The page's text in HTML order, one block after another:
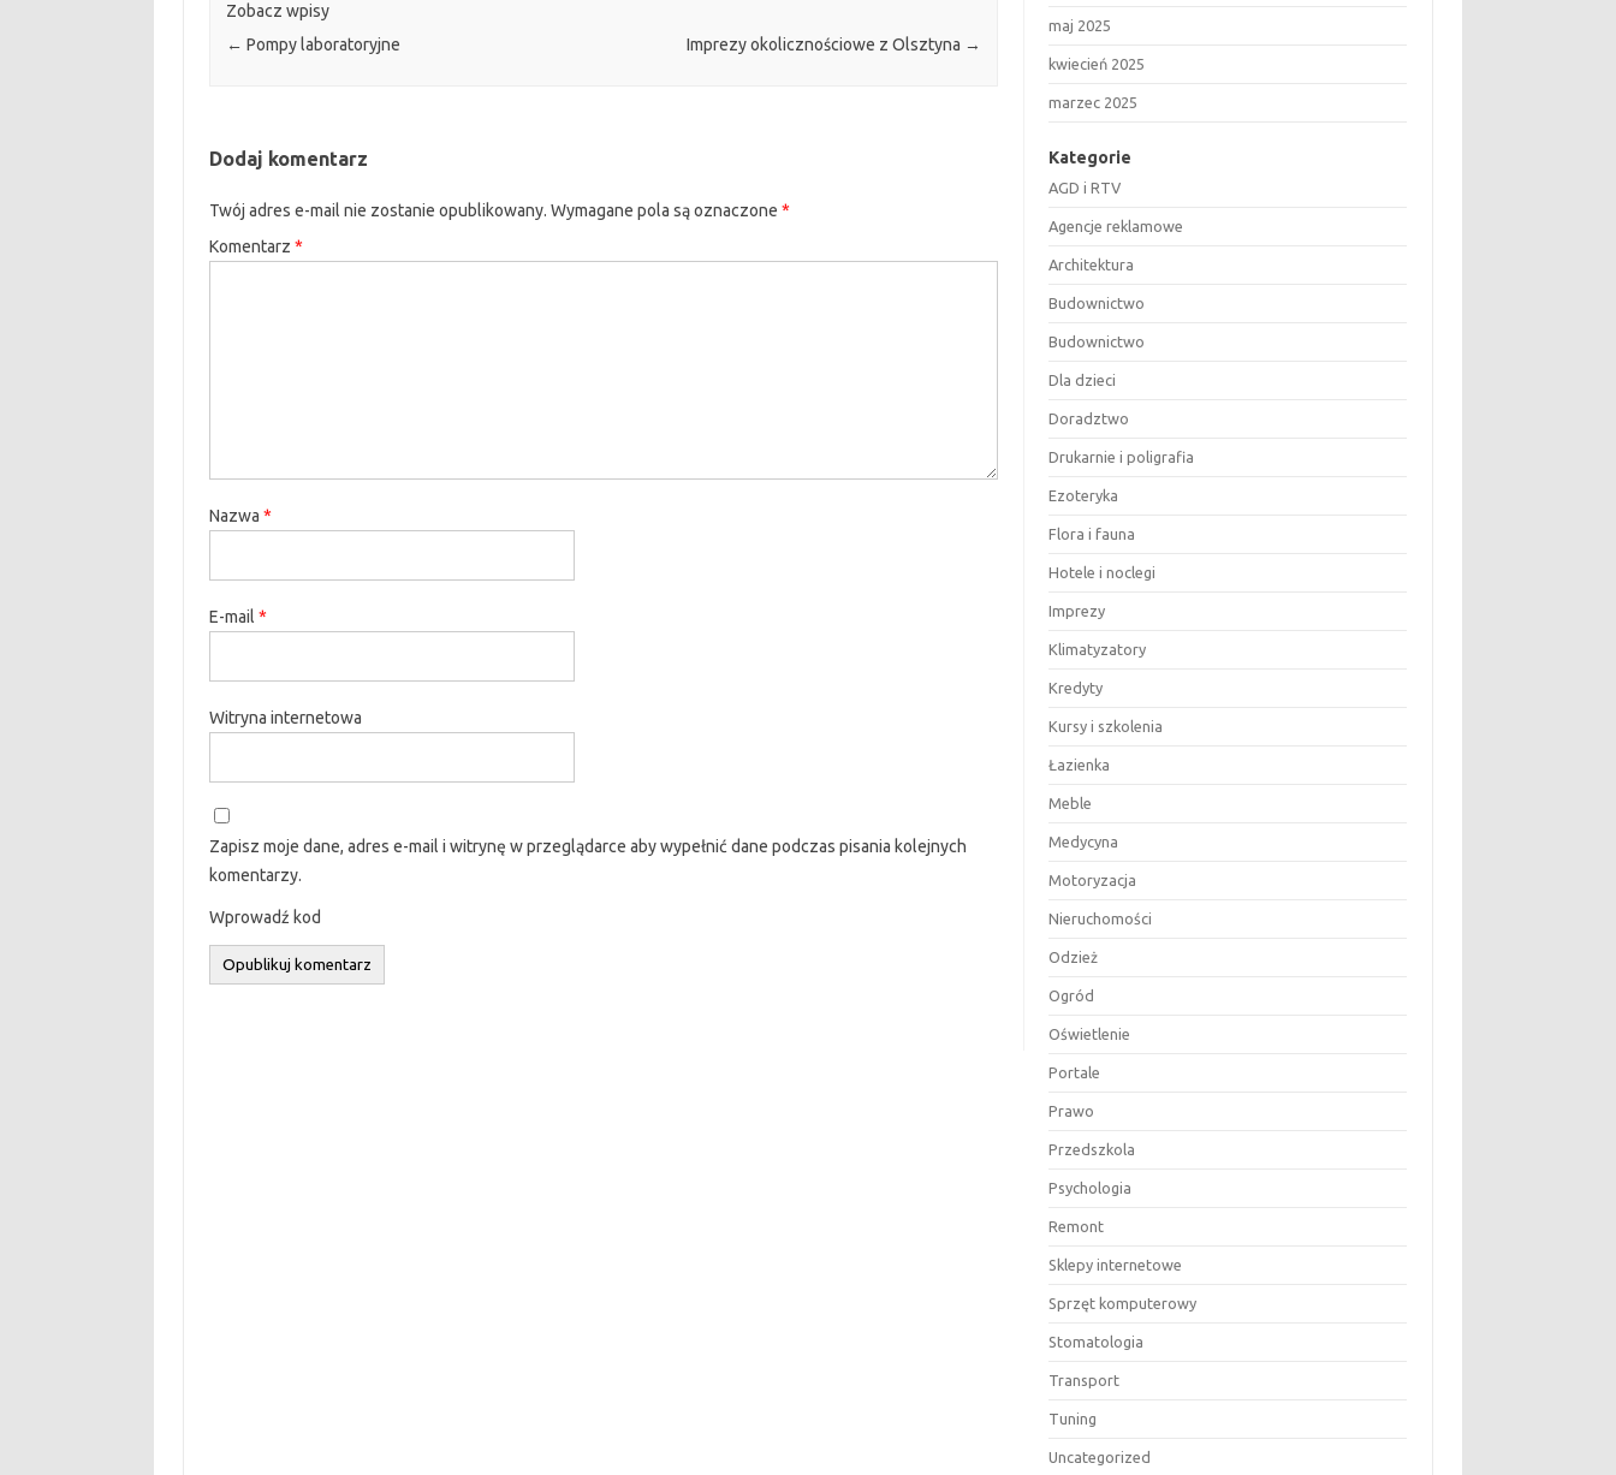
Zobacz wpisy
← Pompy laboratoryjne Imprezy okolicznościowe z Olsztyna →
Dodaj komentarz
Twój adres e-mail nie zostanie opublikowany. Wymagane pola są oznaczone *
Komentarz *
Nazwa *
E-mail *
Witryna internetowa
Zapisz moje dane, adres e-mail i witrynę w przeglądarce aby wypełnić dane podczas pisania kolejnych
komentarzy.
Wprowadź kod
maj 2025
kwiecień 2025
marzec 2025
Kategorie
AGD i RTV
Agencje reklamowe
Architektura
Budownictwo
Budownictwo
Dla dzieci
Doradztwo
Drukarnie i poligrafia
Ezoteryka
Flora i fauna
Hotele i noclegi
Imprezy
Klimatyzatory
Kredyty
Kursy i szkolenia
Łazienka
Meble
Medycyna
Motoryzacja
Nieruchomości
Odzież
Ogród
Oświetlenie
Portale
Prawo
Przedszkola
Psychologia
Remont
Sklepy internetowe
Sprzęt komputerowy
Stomatologia
Transport
Tuning
Uncategorized